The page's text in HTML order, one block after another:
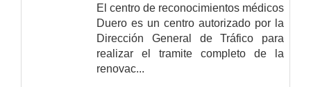
El centro de reconocimientos médicos
Duero es un centro autorizado por la
Dirección General de Tráfico para
realizar el tramite completo de la
renovac...